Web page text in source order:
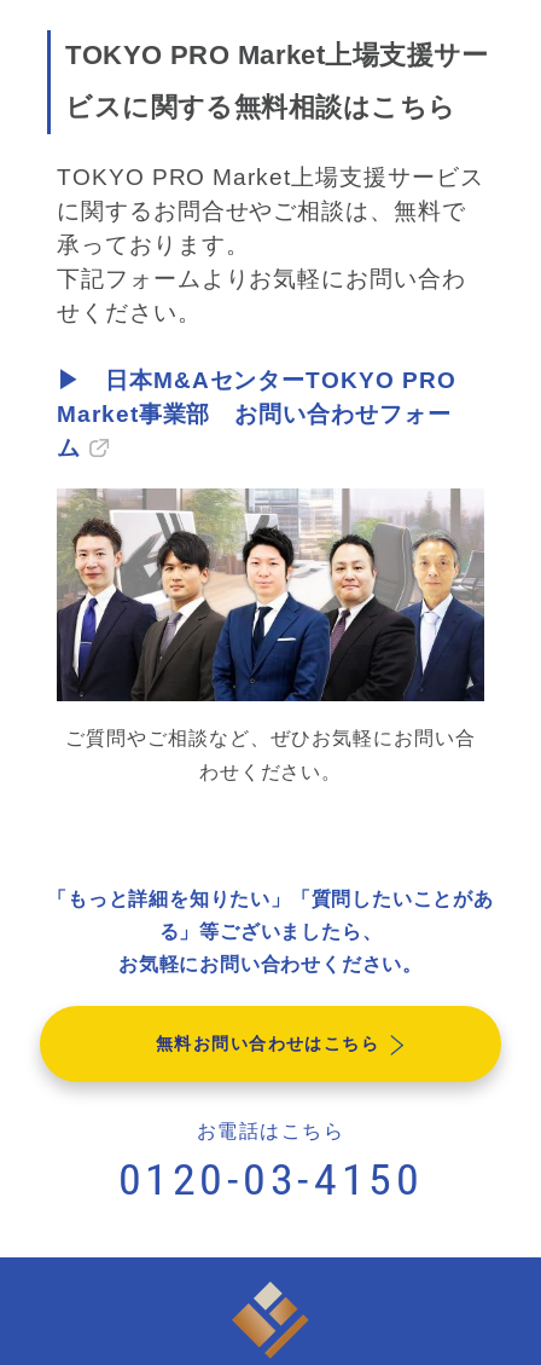
TOKYO PRO Market上場支援サー
ビスに関する無料相談はこちら
TOKYO PRO Market上場支援サービス
に関するお問合せやご相談は、無料で
承っております。
下記フォームよりお気軽にお問い合わ
せください。
▶ 日本M&AセンターTOKYO PRO
Market事業部 お問い合わせフォー
ム
ご質問やご相談など、ぜひお気軽にお問い合
わせください。
「もっと詳細を知りたい」「質問したいことがあ
る」等ございましたら、
お気軽にお問い合わせください。
無料お問い合わせはこちら
お電話はこちら
0120-03-4150